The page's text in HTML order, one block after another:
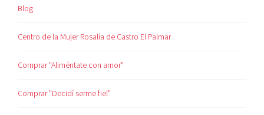
Blog
Centro de la Mujer Rosalía de Castro El Palmar
Comprar "Aliméntate con amor"
Comprar "Decidí serme fiel"